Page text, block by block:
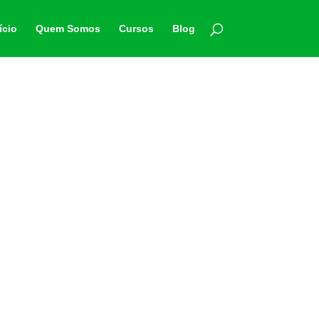
Quem Somos Cursos Blog